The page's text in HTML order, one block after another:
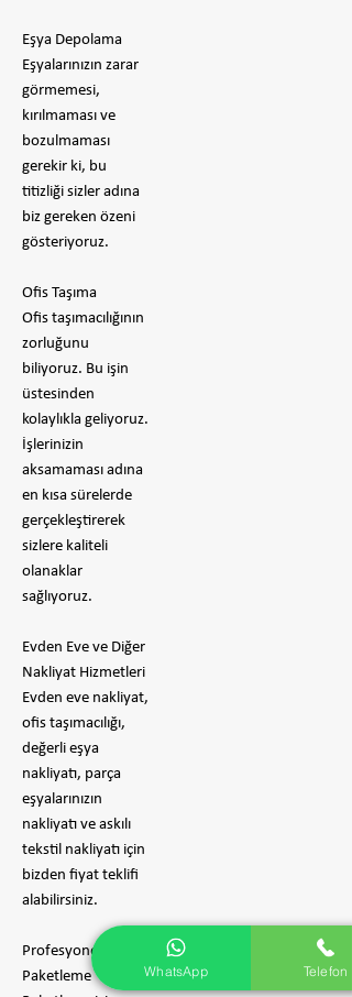
Eşya Depolama
Eşyalarınızın zarar
görmemesi,
kırılmaması ve
bozulmaması
gerekir ki, bu
titizliği sizler adına
biz gereken özeni
gösteriyoruz.
Ofis Taşıma
Ofis taşımacılığının
zorluğunu
biliyoruz. Bu işin
üstesinden
kolaylıkla geliyoruz.
İşlerinizin
aksamaması adına
en kısa sürelerde
gerçekleştirerek
sizlere kaliteli
olanaklar
sağlıyoruz.
Evden Eve ve Diğer
Nakliyat Hizmetleri
Evden eve nakliyat,
ofis taşımacılığı,
değerli eşya
nakliyatı, parça
eşyalarınızın
nakliyatı ve askılı
tekstil nakliyatı için
bizden fiyat teklifi
alabilirsiniz.
Profesyonel
Paketleme
WhatsApp Telefon